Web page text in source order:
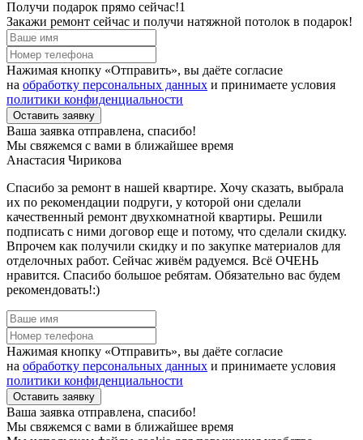
Получи подарок прямо сейчас!1
Закажи ремонт сейчас и получи натяжной потолок в подарок!
Нажимая кнопку «Отправить», вы даёте согласие
на обработку персональных данных и принимаете условия
политики конфиденциальности
Оставить заявку
Ваша заявка отправлена, спасибо!
Мы свяжемся с вами в ближайшее время
Анастасия Чирикова
Спасибо за ремонт в нашей квартире. Хочу сказать, выбрала
их по рекомендации подруги, у которой они сделали
качественный ремонт двухкомнатной квартиры. Решили
подписать с ними договор еще и потому, что сделали скидку.
Впрочем как получили скидку и по закупке материалов для
отделочных работ. Сейчас живём радуемся. Всё ОЧЕНЬ
нравится. Спасибо большое ребятам. Обязательно вас будем
рекомендовать!:)
Нажимая кнопку «Отправить», вы даёте согласие
на обработку персональных данных и принимаете условия
политики конфиденциальности
Оставить заявку
Ваша заявка отправлена, спасибо!
Мы свяжемся с вами в ближайшее время